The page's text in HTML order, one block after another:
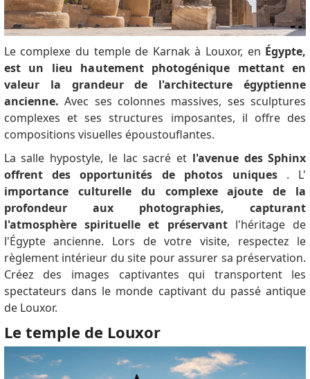
Le complexe du temple de Karnak à Louxor, en Égypte,
est un lieu hautement photogénique mettant en
valeur la grandeur de l'architecture égyptienne
ancienne.Avec ses colonnes massives, ses sculptures
complexes et ses structures imposantes, il offre des
compositions visuelles époustouflantes.
La salle hypostyle, le lac sacré et l'avenue des Sphinx
offrent des opportunités de photos uniques. L'
importance culturelle du complexe ajoute de la
profondeur aux photographies, capturant
l'atmosphère spirituelle et préservantl'héritage de
l'Égypte ancienne. Lors de votre visite, respectez le
règlement intérieur du site pour assurer sa préservation.
Créez des images captivantes qui transportent les
spectateurs dans le monde captivant du passé antique
de Louxor.
Le temple de Louxor